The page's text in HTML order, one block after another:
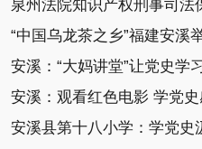
“中国乌龙茶之乡”福建安溪
安溪：“大妈讲堂”让党史学
安溪：观看红色电影 学党